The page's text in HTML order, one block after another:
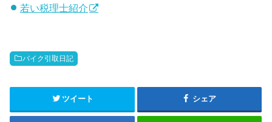
若い税理士紹介
バイク引取日記
ツイート シェア